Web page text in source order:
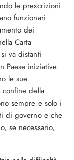
le prescrizioni
funzionari
dei
Carta
va distanti
Paese iniziative
le sue
della
sempre e solo i
di governo e che
se necessario,